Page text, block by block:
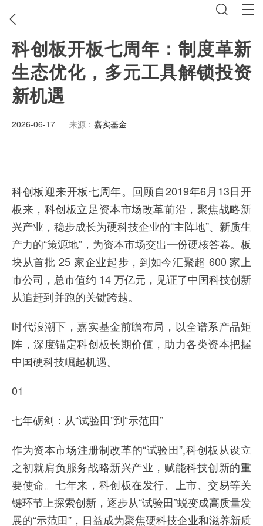
科创板开板七周年：制度革新
生态优化，多元工具解锁投资
新机遇
2026-06-17 来源： 嘉实基金
科创板迎来开板七周年。回顾自2019年6月13日开
板来，科创板立足资本市场改革前沿，聚焦战略新
兴产业，稳步成长为硬科技企业的“主阵地”、新质生
产力的“策源地”，为资本市场交出一份硬核答卷。板
块从首批 25 家企业起步，到如今汇聚超 600 家上
市公司，总市值约 14 万亿元，见证了中国科技创新
从追赶到并跑的关键跨越。
时代浪潮下，嘉实基金前瞻布局，以全谱系产品矩
阵，深度锚定科创板长期价值，助力各类资本把握
中国硬科技崛起机遇。
01
七年砺剑：从“试验田”到“示范田”
作为资本市场注册制改革的“试验田”,科创板从设立
之初就肩负服务战略新兴产业，赋能科技创新的重
要使命。七年来，科创板在发行、上市、交易等关
键环节上探索创新，逐步从“试验田”蜕变成高质量发
展的“示范田”，日益成为聚焦硬科技企业和滋养新质